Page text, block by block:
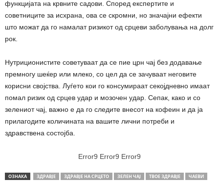
функцијата на крвните садови. Според експертите и
советниците за исхрана, ова се скромни, но значајни ефекти
што можат да го намалат ризикот од срцеви заболувања на долг
рок.
Нутриционистите советуваат да се пие црн чај без додавање
премногу шеќер или млеко, со цел да се зачуваат неговите
корисни својства. Луѓето кои го консумираат секојдневно имаат
помал ризик од срцев удар и мозочен удар. Сепак, како и со
зелениот чај, важно е да го следите внесот на кофеин и да ја
прилагодите количината на вашите лични потреби и
здравствена состојба.
Error9 Error9 Error9
ОЗНАКА ЗДРАВЈЕ ЗДРАВЈЕ НА СРЦЕТО ЗЕЛЕН ЧАЈ ТВОЕ ЗДРАВЈЕ ЧАЕВИ